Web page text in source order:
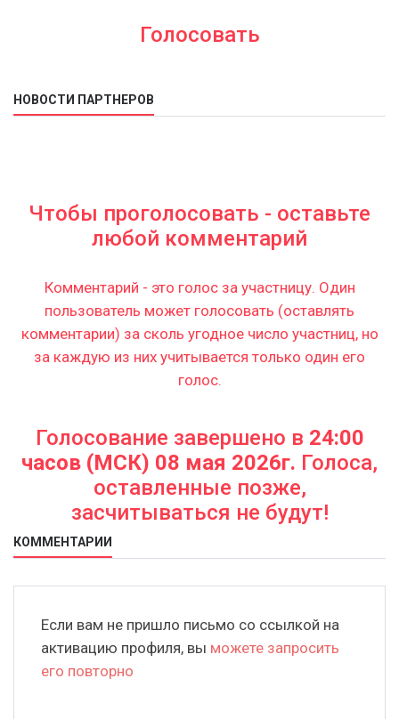
Голосовать
НОВОСТИ ПАРТНЕРОВ
Чтобы проголосовать - оставьте
любой комментарий
Комментарий - это голос за участницу. Один
пользователь может голосовать (оставлять
комментарии) за сколь угодное число участниц, но
за каждую из них учитывается только один его
голос.
Голосование завершено в 24:00
часов (МСК) 08 мая 2026г. Голоса,
оставленные позже,
засчитываться не будут!
КОММЕНТАРИИ
Если вам не пришло письмо со ссылкой на
активацию профиля, вы можете запросить
его повторно